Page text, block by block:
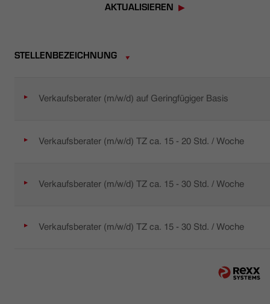
AKTUALISIEREN
STELLENBEZEICHNUNG
Verkaufsberater (m/w/d) auf Geringfügiger Basis
Verkaufsberater (m/w/d) TZ ca. 15 - 20 Std. / Woche
Verkaufsberater (m/w/d) TZ ca. 15 - 30 Std. / Woche
Verkaufsberater (m/w/d) TZ ca. 15 - 30 Std. / Woche